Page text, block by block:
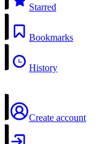
Starred
Bookmarks
History
Create account